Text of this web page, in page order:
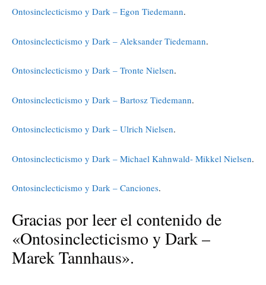
Ontosinclecticismo y Dark – Egon Tiedemann.
Ontosinclecticismo y Dark – Aleksander Tiedemann.
Ontosinclecticismo y Dark – Tronte Nielsen.
Ontosinclecticismo y Dark – Bartosz Tiedemann.
Ontosinclecticismo y Dark – Ulrich Nielsen.
Ontosinclecticismo y Dark – Michael Kahnwald- Mikkel Nielsen.
Ontosinclecticismo y Dark – Canciones.
Gracias por leer el contenido de
«Ontosinclecticismo y Dark –
Marek Tannhaus».